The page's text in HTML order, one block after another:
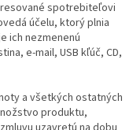
spotrebiteľovi
účelu, ktorý plnia
ich nezmenenú
e-mail, USB kľúč, CD,
a všetkých ostatných
produktu,